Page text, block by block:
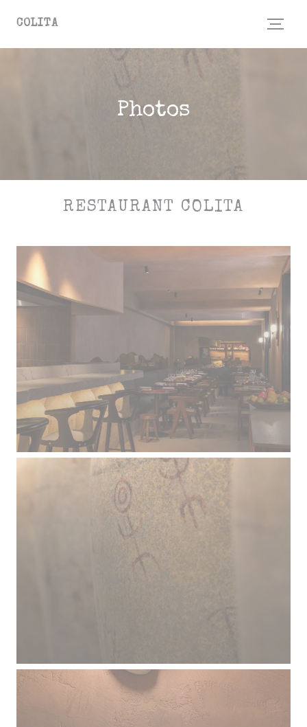
COLITA
Photos
RESTAURANT COLITA